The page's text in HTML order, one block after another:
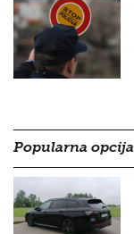
Popularna opcija